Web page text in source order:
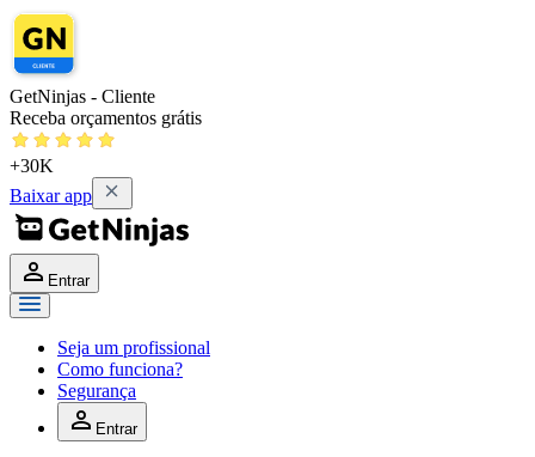
GetNinjas - Cliente
Receba orçamentos grátis
+30K
Baixar app
Entrar
Seja um profissional
Como funciona?
Segurança
Entrar